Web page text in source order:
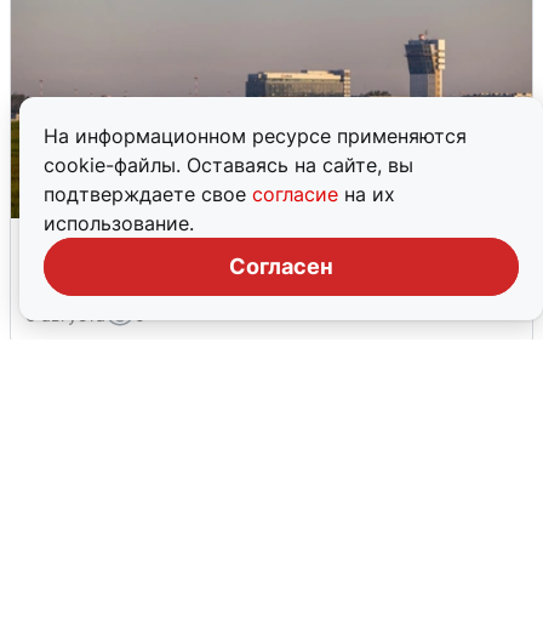
На информационном ресурсе применяются
cookie-файлы. Оставаясь на сайте, вы
подтверждаете свое согласие на их
использование.
Согласен
Кольцово закрыли после сигнала
ракетной опасности
6 августа